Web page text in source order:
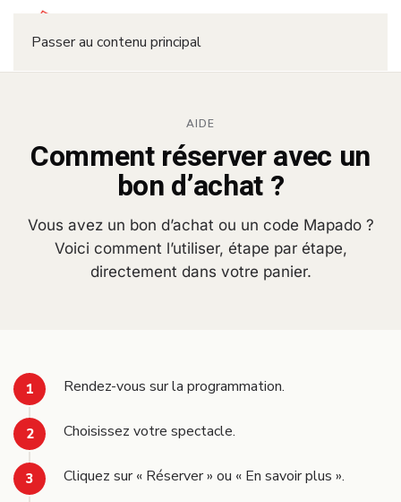
Passer au contenu principal
AIDE
Comment réserver avec un
bon d’achat ?
Vous avez un bon d’achat ou un code Mapado ?
Voici comment l’utiliser, étape par étape,
directement dans votre panier.
Rendez-vous sur la programmation.
Choisissez votre spectacle.
Cliquez sur « Réserver » ou « En savoir plus ».